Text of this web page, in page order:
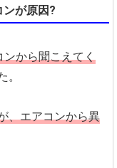
が原因?
ンから聞こえてく
。
、エアコンから異